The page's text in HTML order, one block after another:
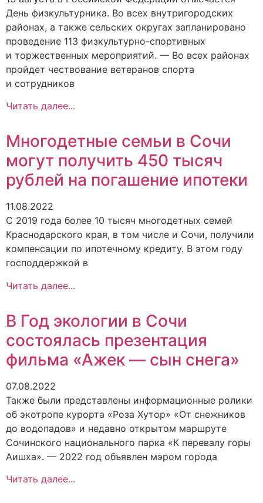
День физкультурника. Во всех внутригородских
районах, а также сельских округах запланировано
проведение 113 физкультурно-спортивных
и торжественных мероприятий. — Во всех районах
пройдет чествование ветеранов спорта
и сотрудников
Читать далее...
Многодетные семьи в Сочи
могут получить 450 тысяч
рублей на погашение ипотеки
11.08.2022
С 2019 года более 10 тысяч многодетных семей
Краснодарского края, в том числе и Сочи, получили
компенсации по ипотечному кредиту. В этом году
господдержкой в
Читать далее...
В Год экологии в Сочи
состоялась презентация
фильма «Ажек — сын снега»
07.08.2022
Также были представлены информационные ролики
об экотропе курорта «Роза Хутор» «От снежников
до водопадов» и недавно открытом маршруте
Сочинского национального парка «К перевалу горы
Аишха». — 2022 год объявлен мэром города
Читать далее...